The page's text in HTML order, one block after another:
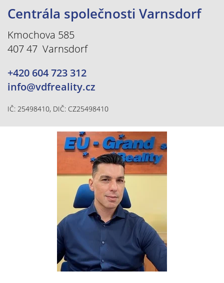
Centrála společnosti Varnsdorf
Kmochova 585
407 47 Varnsdorf
+420 604 723 312
info@vdfreality.cz
IČ: 25498410, DIČ: CZ25498410